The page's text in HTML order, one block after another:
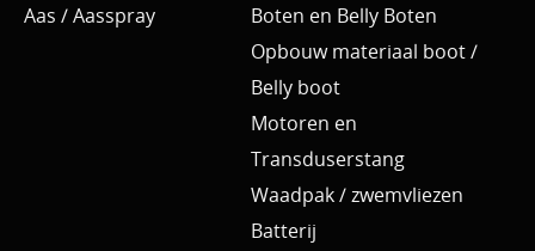
Aas / Aasspray
Boten en Belly Boten
Opbouw materiaal boot /
Belly boot
Motoren en
Transduserstang
Waadpak / zwemvliezen
Batterij